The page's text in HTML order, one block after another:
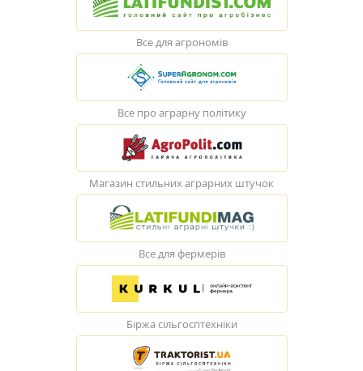
Все для агрономів
Все про аграрну політику
Магазин стильних аграрних штучок
Все для фермерів
Біржа сільгосптехніки